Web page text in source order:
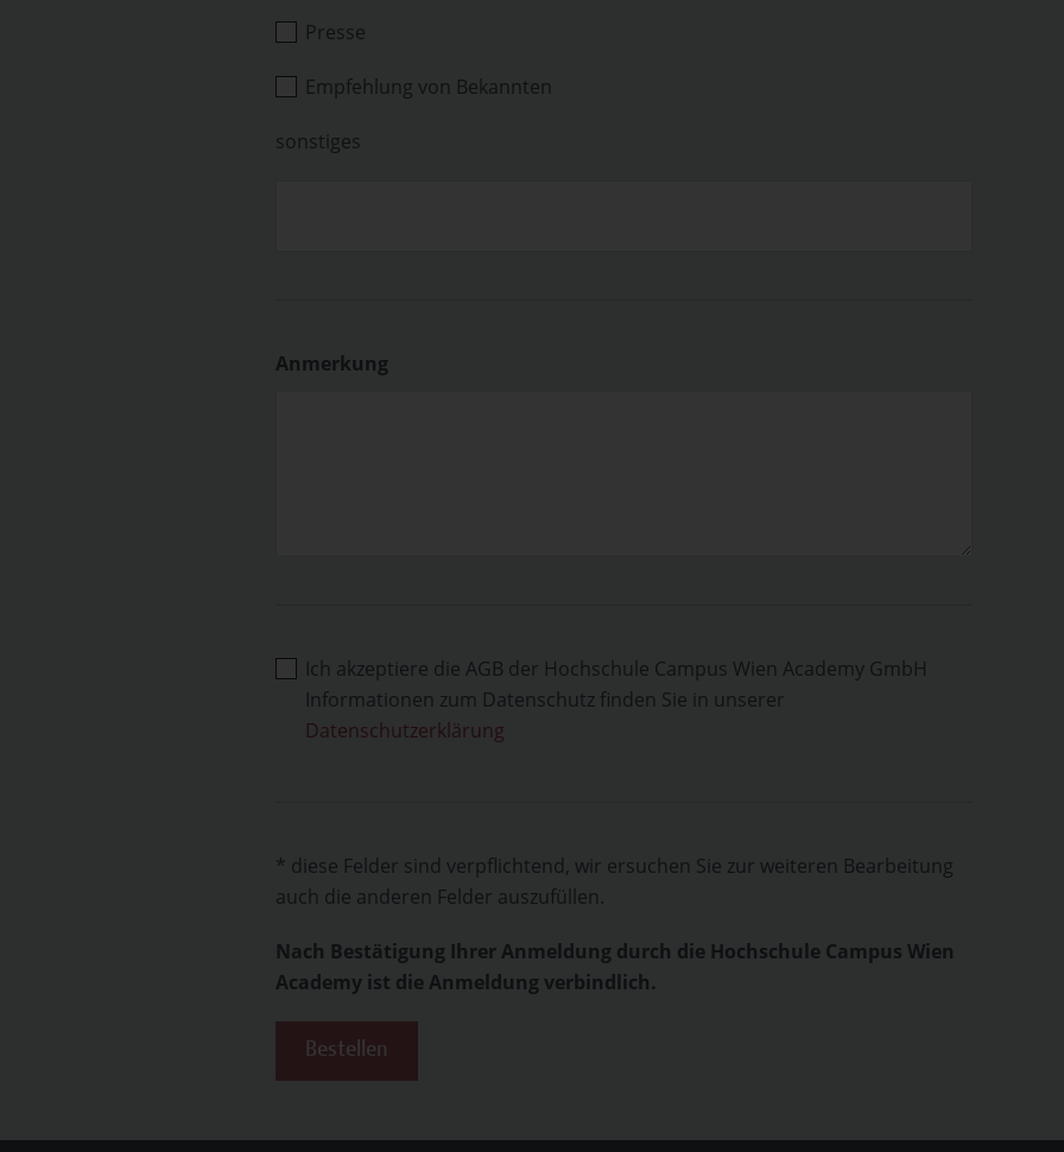
Presse
Empfehlung von Bekannten
sonstiges
Anmerkung
Ich akzeptiere die AGB der Hochschule Campus Wien Academy GmbH
Informationen zum Datenschutz finden Sie in unserer
Datenschutzerklärung
* diese Felder sind verpflichtend, wir ersuchen Sie zur weiteren Bearbeitung
auch die anderen Felder auszufüllen.
Nach Bestätigung Ihrer Anmeldung durch die Hochschule Campus Wien
Academy ist die Anmeldung verbindlich.